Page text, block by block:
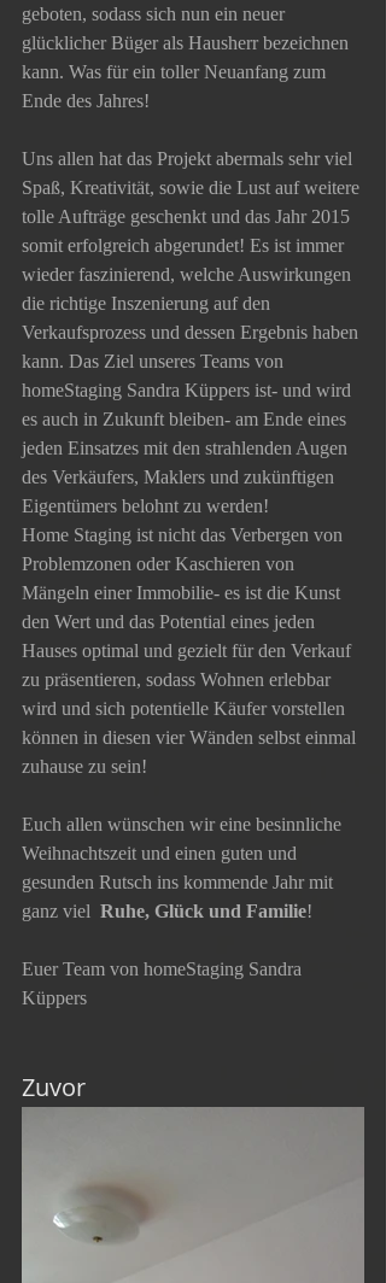
geboten, sodass sich nun ein neuer
glücklicher Büger als Hausherr bezeichnen
kann. Was für ein toller Neuanfang zum
Ende des Jahres!
Uns allen hat das Projekt abermals sehr viel
Spaß, Kreativität, sowie die Lust auf weitere
tolle Aufträge geschenkt und das Jahr 2015
somit erfolgreich abgerundet! Es ist immer
wieder faszinierend, welche Auswirkungen
die richtige Inszenierung auf den
Verkaufsprozess und dessen Ergebnis haben
kann. Das Ziel unseres Teams von
homeStaging Sandra Küppers ist- und wird
es auch in Zukunft bleiben- am Ende eines
jeden Einsatzes mit den strahlenden Augen
des Verkäufers, Maklers und zukünftigen
Eigentümers belohnt zu werden!
Home Staging ist nicht das Verbergen von
Problemzonen oder Kaschieren von
Mängeln einer Immobilie- es ist die Kunst
den Wert und das Potential eines jeden
Hauses optimal und gezielt für den Verkauf
zu präsentieren, sodass Wohnen erlebbar
wird und sich potentielle Käufer vorstellen
können in diesen vier Wänden selbst einmal
zuhause zu sein!
Euch allen wünschen wir eine besinnliche
Weihnachtszeit und einen guten und
gesunden Rutsch ins kommende Jahr mit
ganz viel Ruhe, Glück und Familie!
Euer Team von homeStaging Sandra
Küppers
Zuvor